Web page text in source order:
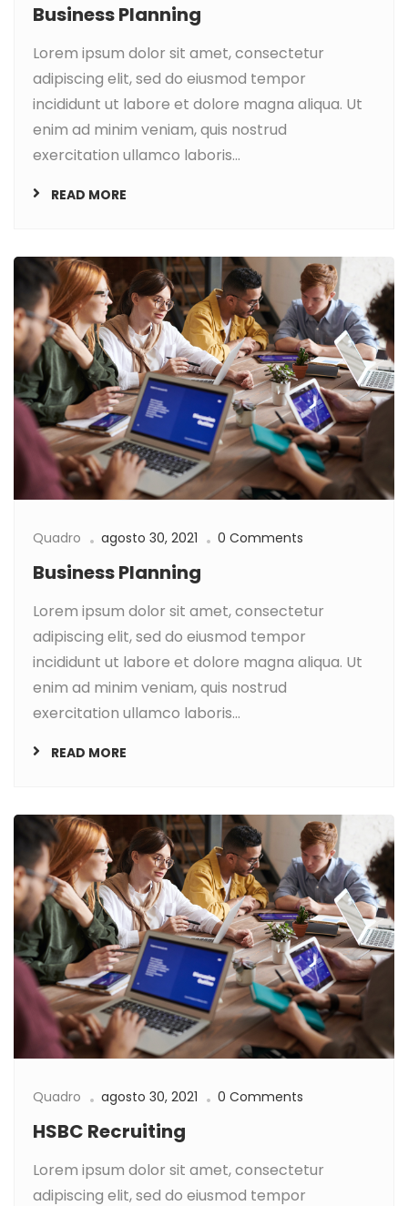
Business Planning
Lorem ipsum dolor sit amet, consectetur
adipiscing elit, sed do eiusmod tempor
incididunt ut labore et dolore magna aliqua. Ut
enim ad minim veniam, quis nostrud
exercitation ullamco laboris...
READ MORE
Quadro agosto 30, 2021 0 Comments
Business Planning
Lorem ipsum dolor sit amet, consectetur
adipiscing elit, sed do eiusmod tempor
incididunt ut labore et dolore magna aliqua. Ut
enim ad minim veniam, quis nostrud
exercitation ullamco laboris...
READ MORE
Quadro agosto 30, 2021 0 Comments
HSBC Recruiting
Lorem ipsum dolor sit amet, consectetur
adipiscing elit, sed do eiusmod tempor